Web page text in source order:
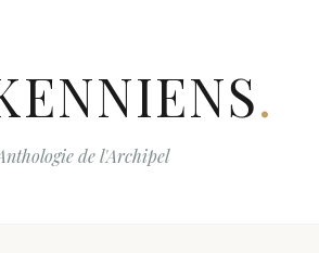
.
de l'Archipel